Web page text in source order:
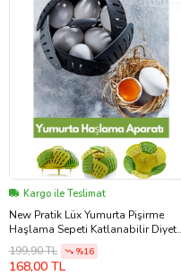
Kargo ile Teslimat
New Pratik Lüx Yumurta Pişirme
Haşlama Sepeti Katlanabilir Diyet
Sağlıklı Sebze Meyve Gıda Haşlama
199,90 TL %16
168,00 TL